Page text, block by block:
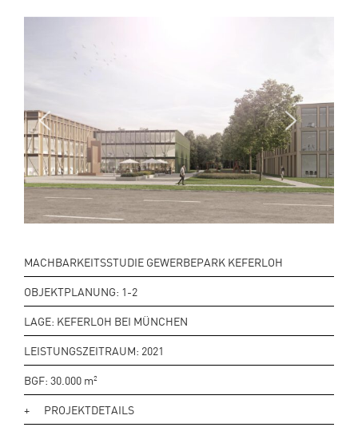
us
MACHBARKEITSSTUDIE GEWERBEPARK KEFERLOH
OBJEKTPLANUNG: 1-2
LAGE: KEFERLOH BEI MÜNCHEN
LEISTUNGSZEITRAUM: 2021
BGF: 30.000 m2
PROJEKTDETAILS